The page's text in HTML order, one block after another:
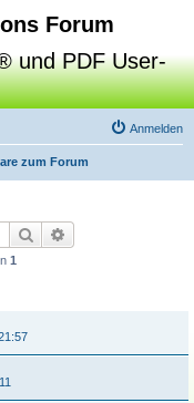
Forum
und PDF User-
Anmelden
zum Forum
Suche
1